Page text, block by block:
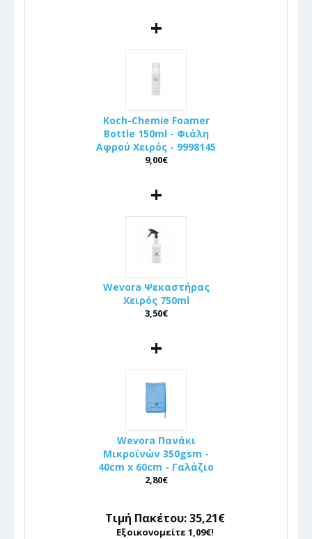
+
Koch-Chemie Foamer
Bottle 150ml - Φιάλη
Αφρού Χειρός - 9998145
9,00€
+
Wevora Ψεκαστήρας
Χειρός 750ml
3,50€
+
Wevora Πανάκι
Μικροϊνών 350gsm -
40cm x 60cm - Γαλάζιο
2,80€
Τιμή Πακέτου: 35,21€
Εξοικονομείτε 1,09€!